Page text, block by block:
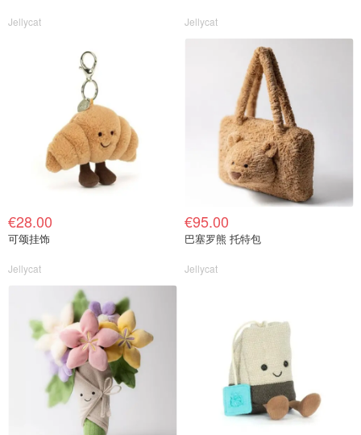
Jellycat Jellycat
€28.00
可颂挂饰
Jellycat
€95.00
巴塞罗熊 托特包
Jellycat